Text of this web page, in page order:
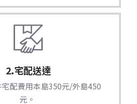
2.宅配送達
配費用本島350元/外島450
元。